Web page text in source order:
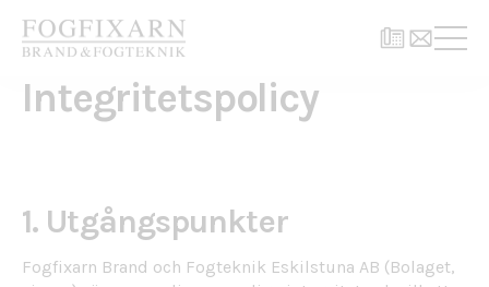
Integritetspolicy
1. Utgångspunkter
Fogfixarn Brand och Fogteknik Eskilstuna AB (Bolaget,